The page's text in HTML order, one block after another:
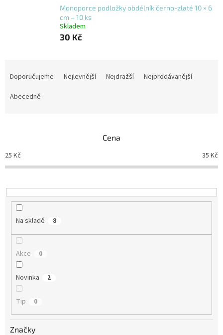
Monoporce podložky obdélník černo-zlaté 10 × 6
cm – 10 ks
Skladem
30 Kč
o
d
k
t
Doporučujeme Nejlevnější Nejdražší
Nejprodávanější
Abecedně
Cena
25 Kč 35 Kč
Na skladě 8
Akce 0
Novinka 2
Tip 0
Značky